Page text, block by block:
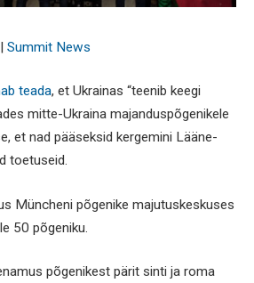
Summit News
teada, et Ukrainas “teenib keegi
mitte-Ukraina majanduspõgenikele
et nad pääseksid kergemini Lääne-
toetuseid.
Müncheni põgenike majutuskeskuses
50 põgeniku.
põgenikest pärit sinti ja roma